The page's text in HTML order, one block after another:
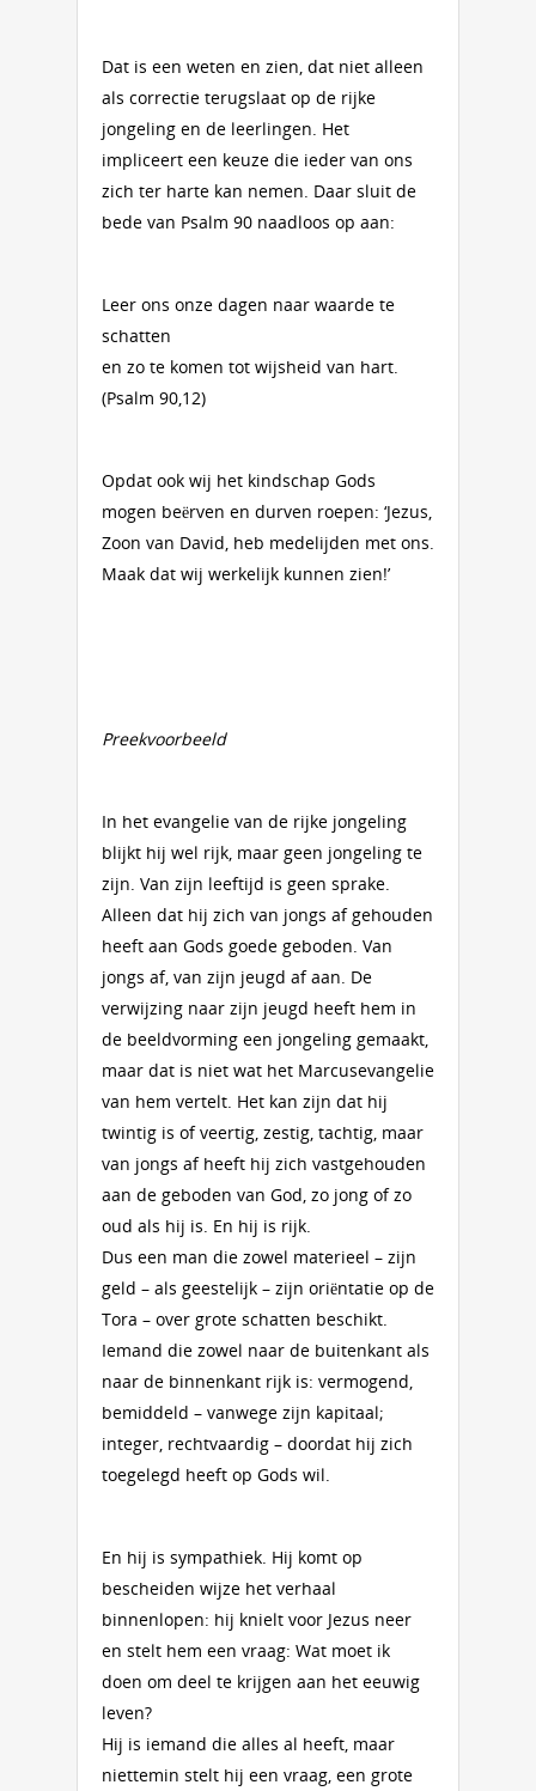
Dat is een weten en zien, dat niet alleen
als correctie terugslaat op de rijke
jongeling en de leerlingen. Het
impliceert een keuze die ieder van ons
zich ter harte kan nemen. Daar sluit de
bede van Psalm 90 naadloos op aan:
Leer ons onze dagen naar waarde te
schatten
en zo te komen tot wijsheid van hart.
(Psalm 90,12)
Opdat ook wij het kindschap Gods
mogen beërven en durven roepen: ‘Jezus,
Zoon van David, heb medelijden met ons.
Maak dat wij werkelijk kunnen zien!’
Preekvoorbeeld
In het evangelie van de rijke jongeling
blijkt hij wel rijk, maar geen jongeling te
zijn. Van zijn leeftijd is geen sprake.
Alleen dat hij zich van jongs af gehouden
heeft aan Gods goede geboden. Van
jongs af, van zijn jeugd af aan. De
verwijzing naar zijn jeugd heeft hem in
de beeldvorming een jongeling gemaakt,
maar dat is niet wat het Marcusevangelie
van hem vertelt. Het kan zijn dat hij
twintig is of veertig, zestig, tachtig, maar
van jongs af heeft hij zich vastgehouden
aan de geboden van God, zo jong of zo
oud als hij is. En hij is rijk.
Dus een man die zowel materieel – zijn
geld – als geestelijk – zijn oriëntatie op de
Tora – over grote schatten beschikt.
Iemand die zowel naar de buitenkant als
naar de binnenkant rijk is: vermogend,
bemiddeld – vanwege zijn kapitaal;
integer, rechtvaardig – doordat hij zich
toegelegd heeft op Gods wil.
En hij is sympathiek. Hij komt op
bescheiden wijze het verhaal
binnenlopen: hij knielt voor Jezus neer
en stelt hem een vraag: Wat moet ik
doen om deel te krijgen aan het eeuwig
leven?
Hij is iemand die alles al heeft, maar
niettemin stelt hij een vraag, een grote